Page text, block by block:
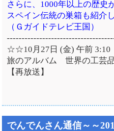
さらに、1000年以上の歴史
スペイン伝統の巣箱も紹介
（Ｇガイドテレビ王国）
☆☆10月27日 (金) 午前 3:10
旅のアルバム 世界の工芸
【再放送】
でんでんさん通信～～